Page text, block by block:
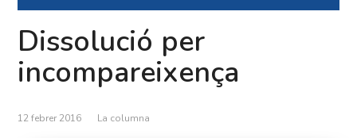
Dissolució per
incompareixença
12 febrer 2016 La columna